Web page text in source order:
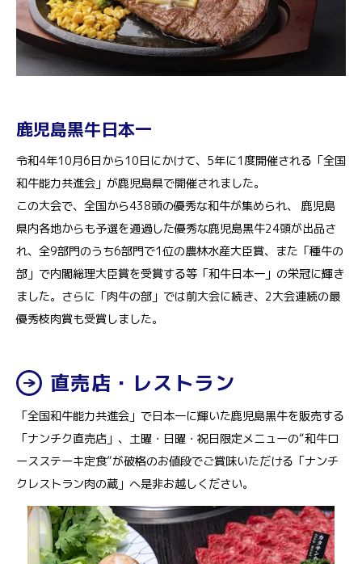
鹿児島黒牛日本一
令和4年10月6日から10日にかけて、5年に1度開催される「全国
和牛能力共進会」が鹿児島県で開催されました。
この大会で、全国から438頭の優秀な和牛が集められ、 鹿児島
県内各地からも予選を通過した優秀な鹿児島黒牛24頭が出品さ
れ、全9部門のうち6部門で1位の農林水産大臣賞、また「種牛の
部」で内閣総理大臣賞を受賞する等「和牛日本一」の栄冠に輝き
ました。さらに「肉牛の部」では前大会に続き、2大会連続の最
優秀枝肉賞も受賞しました。
直売店・レストラン
「全国和牛能力共進会」で日本一に輝いた鹿児島黒牛を販売する
「ナンチク直売店」、土曜・日曜・祝日限定メニューの“和牛ロ
ースステーキ定食”が破格のお値段でご賞味いただける「ナンチ
クレストラン肉の蔵」へ是非お越しください。